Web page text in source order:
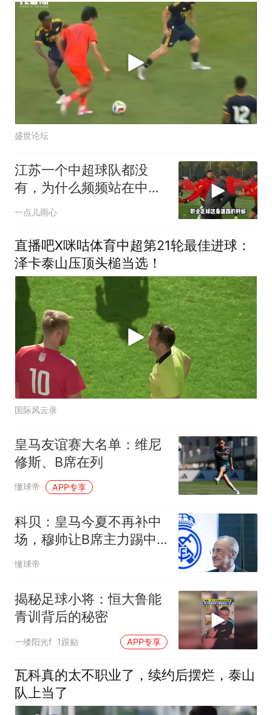
盛世论坛
江苏一个中超球队都没
有，为什么频频站在中国
足球的C位
一点儿雨心
直播吧X咪咕体育中超第21轮最佳进球：
泽卡泰山压顶头槌当选！
国际风云录
皇马友谊赛大名单：维尼
修斯、B席在列
懂球帝 APP专享
科贝：皇马今夏不再补中
场，穆帅让B席主力踢中
场
懂球帝
揭秘足球小将：恒大鲁能
青训背后的秘密
一缕阳光f 1跟贴 APP专享
瓦科真的太不职业了，续约后摆烂，泰山
队上当了